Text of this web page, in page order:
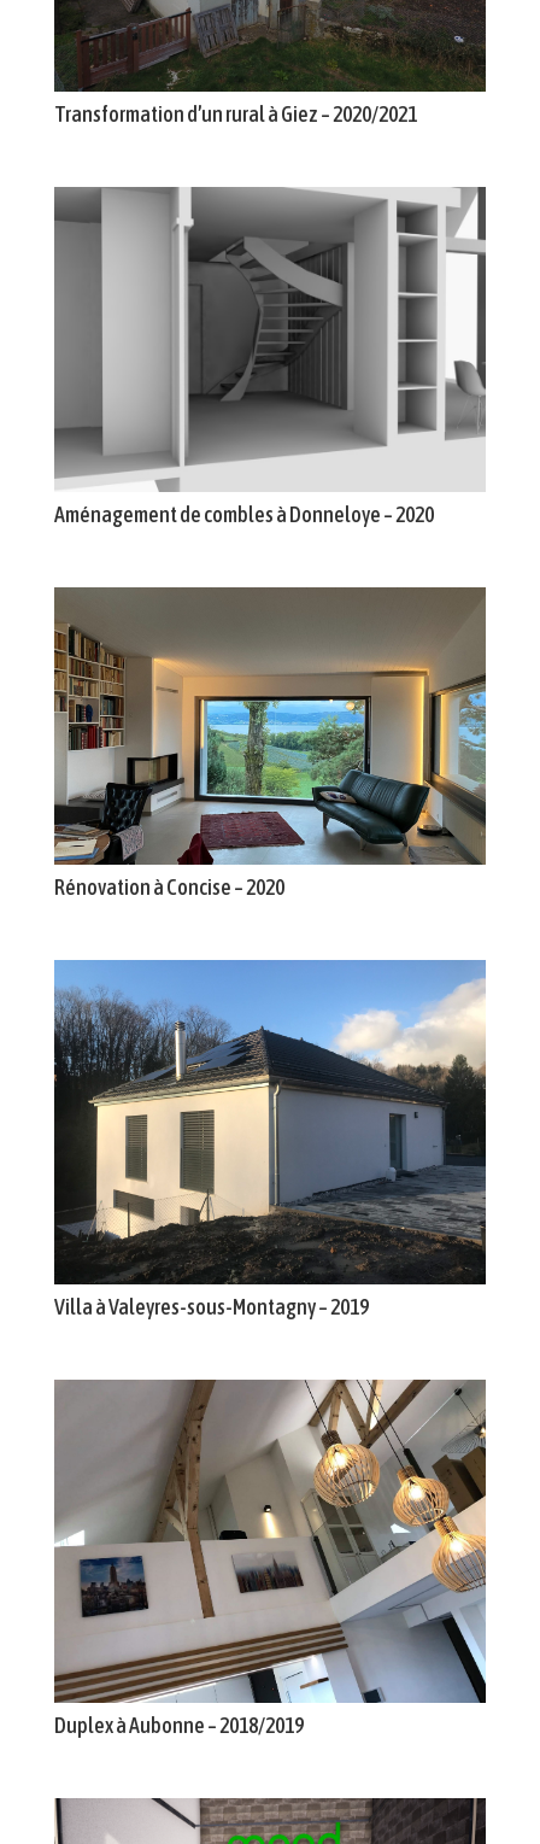
Transformation d’un rural à Giez – 2020/2021
Aménagement de combles à Donneloye – 2020
Rénovation à Concise – 2020
Villa à Valeyres-sous-Montagny – 2019
Duplex à Aubonne – 2018/2019